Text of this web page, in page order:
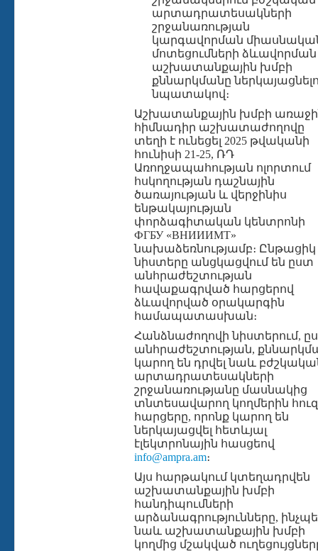
արտադրատեսակների
շրջանառության
կարգավորման
մոտեցումների ձևավորման
աշխատանքային խմբի
քննարկմանը
նպատակով։
Աշխատանքային խմբի
հիմնադիր աշխատաժողովը
տեղի է ունեցել 2025 թվականի
հունիսի 21-25, ՌԴ
Առողջապահության ոլորտում
հսկողության դաշնային
ծառայության և վերջինիս
ենթակայության
փորձագիտական կենտրոնի
ФГБУ «ВНИИИМТ»
նախաձեռնությամբ։ Ընթացիկ
նիստերը անցկացվում են ըստ
անհրաժեշտության
հավաքագրված հարցերով
ձևավորված օրակարգին
համապատասխան։
Հանձնաժողովի նիստերում,
անհրաժեշտության,
կարող են դրվել նաև
արտադրատեսակների
շրջանառությանը մասնակից
տնտեսավարող կողմերին
հարցերը, որոնք կարող են
ներկայացվել հետևյալ
էլեկտրոնային հասցեով
info@ampra.am։
Այս հարթակում կտեղադրվեն
աշխատանքային խմբի
հանդիպումների
արձանագրությունները,
նաև աշխատանքային խմբի
կողմից մշակված